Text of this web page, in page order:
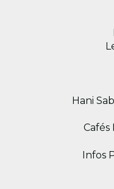
Hani
Cafés
Infos